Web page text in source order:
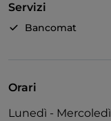
Servizi
Bancomat
Orari
Lunedì - Mercoledì